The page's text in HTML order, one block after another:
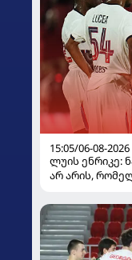
15:05/06-08-2026
ლუის ენრიკე:
არ არის,